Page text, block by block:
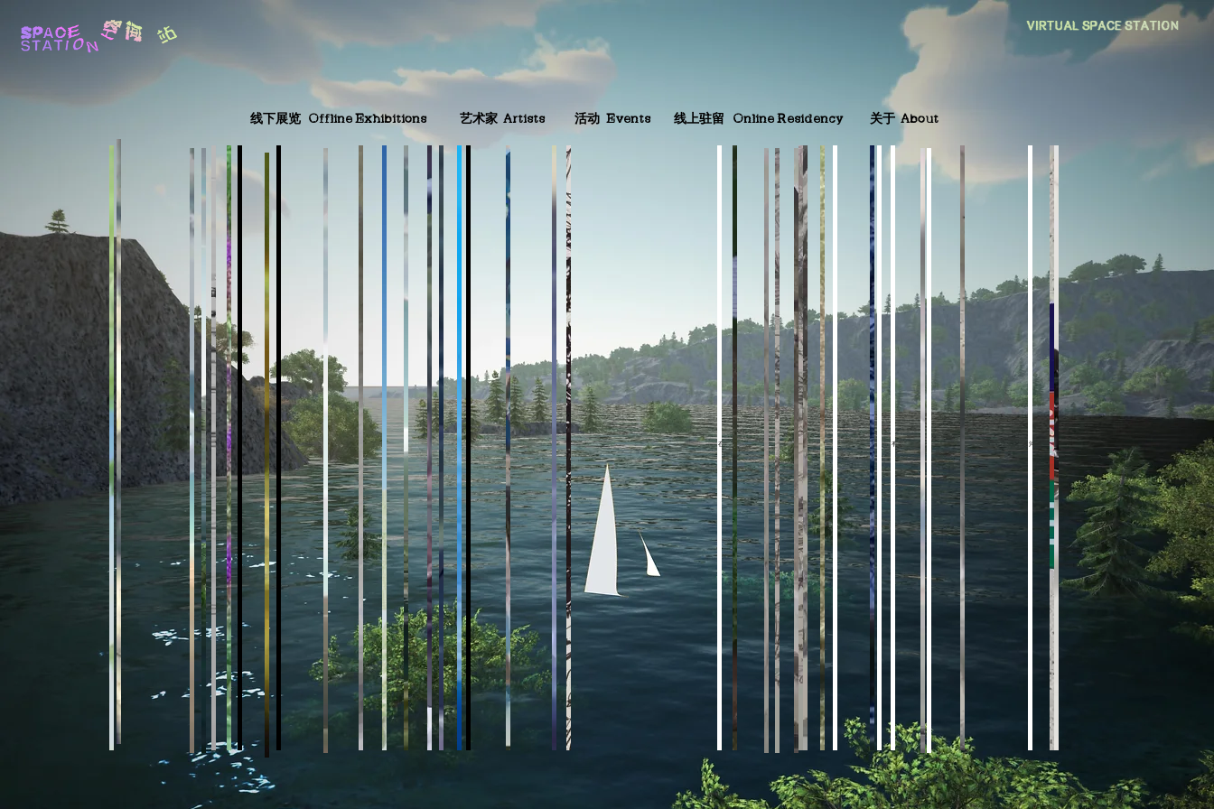
线下展览 Offline Exhibitions 艺术家 Artists 活动 Events 线上驻留 Online Residency 关于 About
在刚回传到物理世界，意识和眼部神经并没有完全适应的瞬间，可以体验
另外一种特别的感知方式
白云的一个角上连着荧光黄→紫色→蓝色→红色还有橙色
无穷的思绪就像河流，或许偶尔发现一两张可以用的瞬间与被凝聚的
有一种草，一直生长在边缘模糊地方的时候，或许边缘的边缘就是由他们
来组成的
透明，是一种技术，一些吸收又重新放置的连续信号
河流的岸边，有时候会发现一种叫做光语石的透明结晶体，放
阳光，就可以听到光线里的声音